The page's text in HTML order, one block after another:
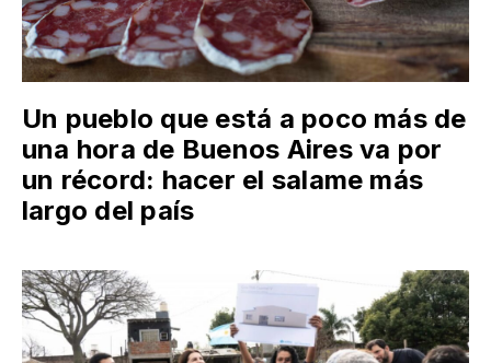
Un pueblo que está a poco más de
una hora de Buenos Aires va por
un récord: hacer el salame más
largo del país